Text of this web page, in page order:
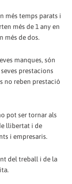
més temps parats i
més de 1 any en
més de dos.
manques, són
prestacions
no reben prestació
pot ser tornar als
llibertat i de
i empresaris.
del treball i de la